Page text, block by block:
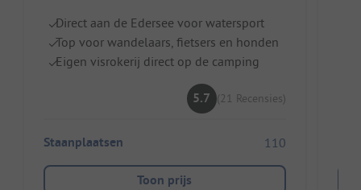
Direct aan de Edersee voor watersport
Top voor wandelaars, fietsers en honden
Eigen visrokerij direct op de camping
5.7 (21 Recensies)
Staanplaatsen 110
Toon prijs